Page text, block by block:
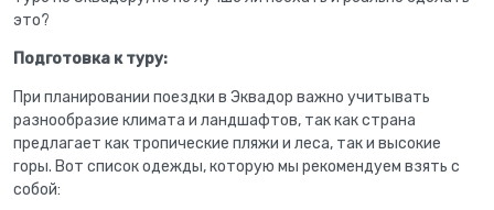
это?
Подготовка к туру:
При планировании поездки в Эквадор важно учитывать
разнообразие климата и ландшафтов, так как страна
предлагает как тропические пляжи и леса, так и высокие
горы. Вот список одежды, которую мы рекомендуем взять с
собой: